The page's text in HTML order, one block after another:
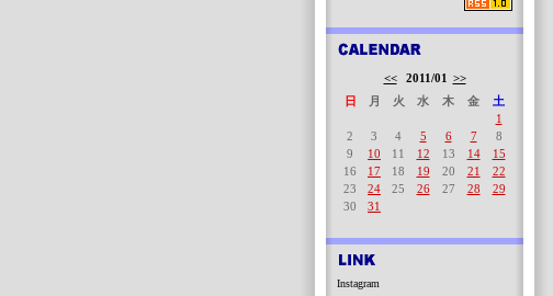
<< 2011/01 >>
日
月 火 水 木 金
土
1
2
3 4 5 6 7
8
9
10 11 12 13 14
15
16
17 18 19 20 21
22
23
24 25 26 27 28
29
30
31
Instagram